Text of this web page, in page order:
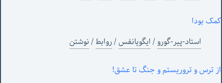
کمک بودا
استاد-پیر-گورو/ایگویانفس/روابط/نوشتن
از ترس و تروریستم و جنگ تا عشق!